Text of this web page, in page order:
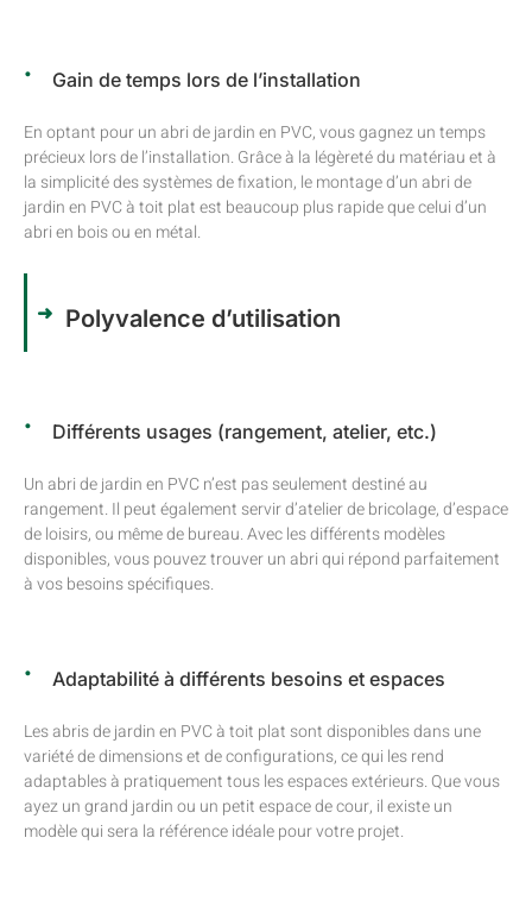
Gain de temps lors de l’installation
En optant pour un abri de jardin en PVC, vous gagnez un temps
précieux lors de l’installation. Grâce à la légèreté du matériau et à
la simplicité des systèmes de fixation, le montage d’un abri de
jardin en PVC à toit plat est beaucoup plus rapide que celui d’un
abri en bois ou en métal.
Polyvalence d’utilisation
Différents usages (rangement, atelier, etc.)
Un abri de jardin en PVC n’est pas seulement destiné au
rangement. Il peut également servir d’atelier de bricolage, d’espace
de loisirs, ou même de bureau. Avec les différents modèles
disponibles, vous pouvez trouver un abri qui répond parfaitement
à vos besoins spécifiques.
Adaptabilité à différents besoins et espaces
Les abris de jardin en PVC à toit plat sont disponibles dans une
variété de dimensions et de configurations, ce qui les rend
adaptables à pratiquement tous les espaces extérieurs. Que vous
ayez un grand jardin ou un petit espace de cour, il existe un
modèle qui sera la référence idéale pour votre projet.